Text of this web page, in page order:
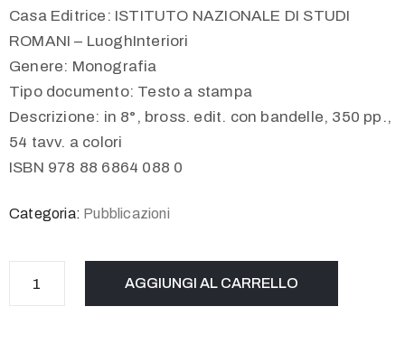
Casa Editrice: ISTITUTO NAZIONALE DI STUDI
ROMANI – LuoghInteriori
Genere: Monografia
Tipo documento: Testo a stampa
Descrizione: in 8°, bross. edit. con bandelle, 350 pp.,
54 tavv. a colori
ISBN 978 88 6864 088 0
Categoria: Pubblicazioni
AGGIUNGI AL CARRELLO